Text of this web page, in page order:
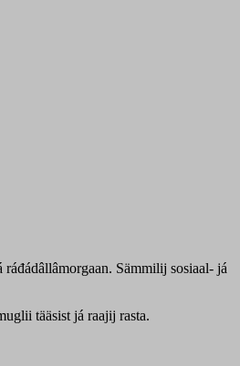
Sämmilij sosiaal- já
tääsist já raajij rasta.